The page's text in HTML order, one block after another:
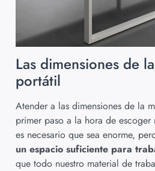
Las dimensiones de
portátil
Atender a las dimensiones de la
primer paso a la hora de escoger
es necesario que sea enorme,
un espacio suficiente para
que todo nuestro material de